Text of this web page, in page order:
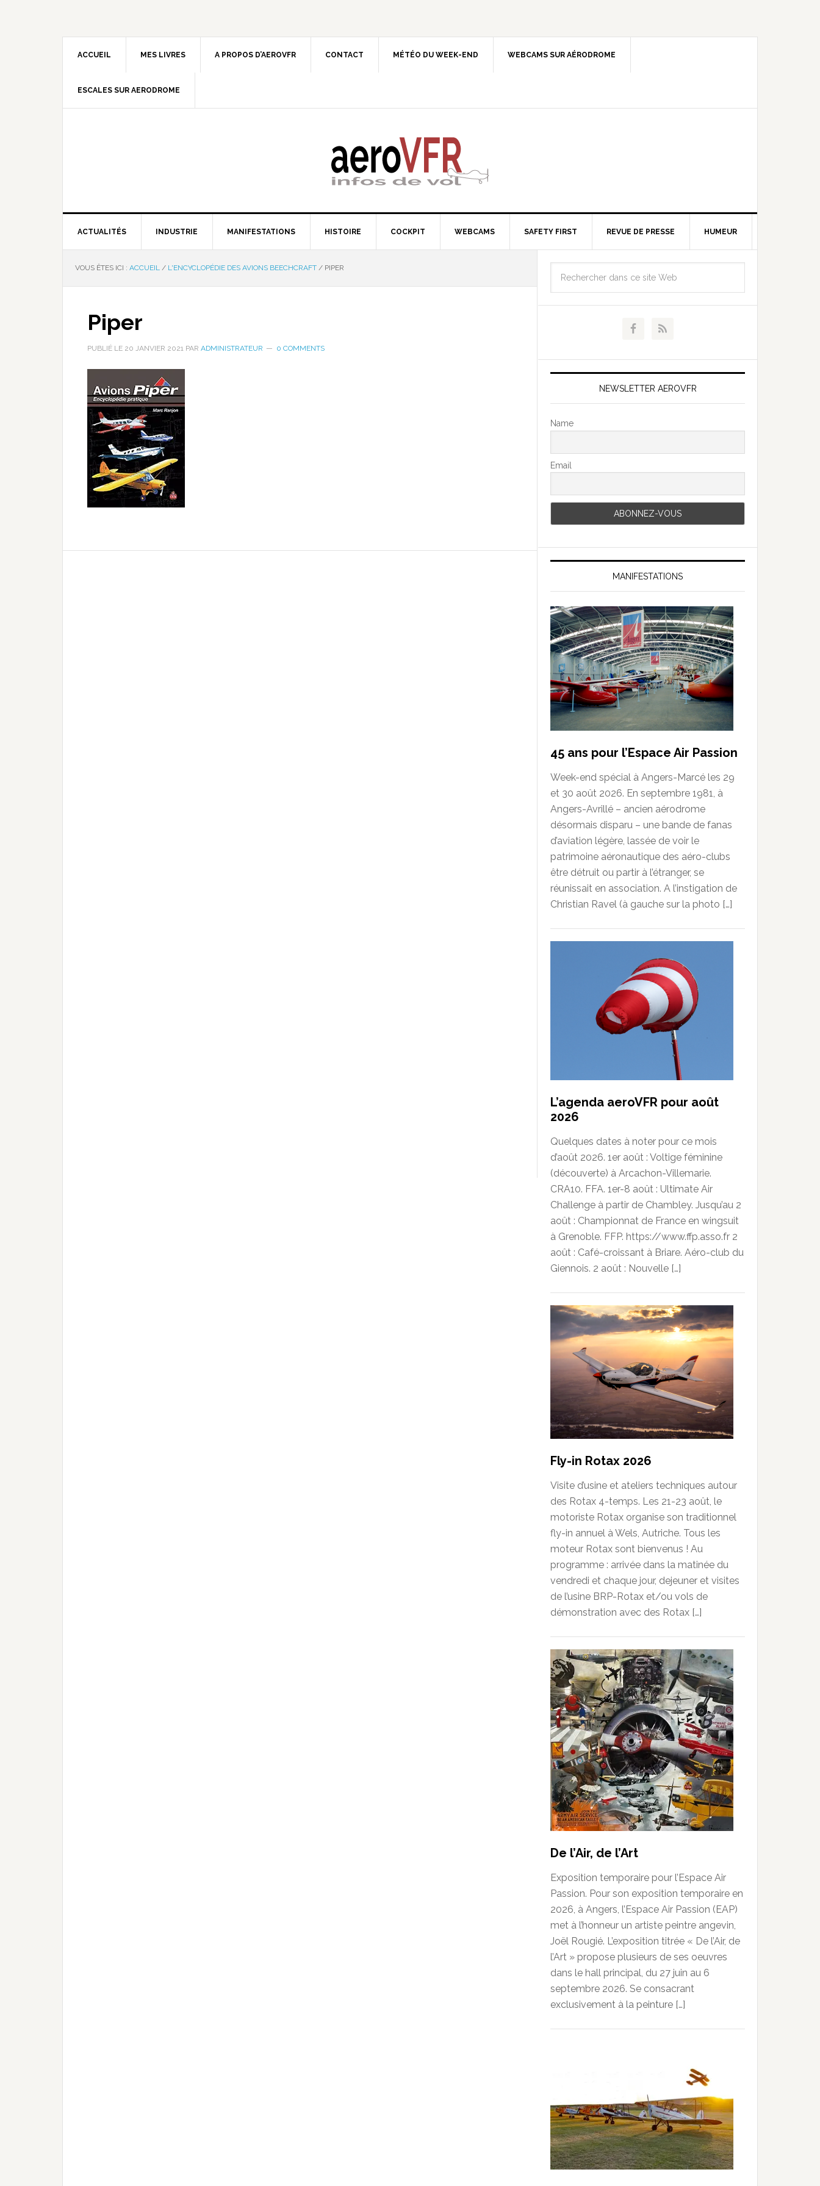
ACCUEIL MES LIVRES A PROPOS D’AEROVFR CONTACT MÉTÉO DU WEEK-END WEBCAMS SUR AÉRODROME
ESCALES SUR AERODROME
ACTUALITÉS INDUSTRIE MANIFESTATIONS HISTOIRE COCKPIT WEBCAMS SAFETY FIRST REVUE DE PRESSE HUMEUR
VOUS ÊTES ICI : ACCUEIL / L'ENCYCLOPÉDIE DES AVIONS BEECHCRAFT / PIPER
Piper
PUBLIÉ LE 20 JANVIER 2021 PAR ADMINISTRATEUR 0 COMMENTS
NEWSLETTER AEROVFR
Name
Email
MANIFESTATIONS
45 ans pour l’Espace Air Passion
Week-end spécial à Angers-Marcé les 29
et 30 août 2026. En septembre 1981, à
Angers-Avrillé – ancien aérodrome
désormais disparu – une bande de fanas
d’aviation légère, lassée de voir le
patrimoine aéronautique des aéro-clubs
être détruit ou partir à l’étranger, se
réunissait en association. A l’instigation de
Christian Ravel (à gauche sur la photo […]
L’agenda aeroVFR pour août
2026
Quelques dates à noter pour ce mois
d’août 2026. 1er août : Voltige féminine
(découverte) à Arcachon-Villemarie.
CRA10. FFA. 1er-8 août : Ultimate Air
Challenge à partir de Chambley. Jusqu’au 2
août : Championnat de France en wingsuit
à Grenoble. FFP. https://www.ffp.asso.fr 2
août : Café-croissant à Briare. Aéro-club du
Giennois. 2 août : Nouvelle […]
Fly-in Rotax 2026
Visite d’usine et ateliers techniques autour
des Rotax 4-temps. Les 21-23 août, le
motoriste Rotax organise son traditionnel
fly-in annuel à Wels, Autriche. Tous les
moteur Rotax sont bienvenus ! Au
programme : arrivée dans la matinée du
vendredi et chaque jour, dejeuner et visites
de l’usine BRP-Rotax et/ou vols de
démonstration avec des Rotax […]
De l’Air, de l’Art
Exposition temporaire pour l’Espace Air
Passion. Pour son exposition temporaire en
2026, à Angers, l’Espace Air Passion (EAP)
met à l’honneur un artiste peintre angevin,
Joël Rougié. L’exposition titrée « De l’Air, de
l’Art » propose plusieurs de ses oeuvres
dans le hall principal, du 27 juin au 6
septembre 2026. Se consacrant
exclusivement à la peinture […]